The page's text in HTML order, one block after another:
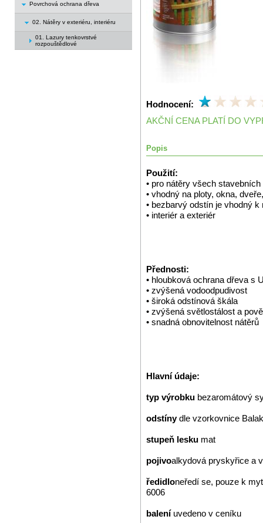
Povrchová ochrana dřeva
02. Nátěry v exteriéru, interiéru
01. Lazury tenkovrstvé
rozpouštědlové
Hodnocení:
AKČNÍ CENA PLATÍ DO
Popis
Použití:
• pro nátěry všech
• vhodný na ploty, okna,
• bezbarvý odstín je vhodný
• interiér a exteriér
Přednosti:
• hloubková ochrana dřeva s
• zvýšená vodoodpudivost
• široká odstínová škála
• zvýšená světlostálost a
• snadná obnovitelnost nátěrů
Hlavní údaje:
typ výrobku bezaromátový
odstínydle vzorkovnice
stupeň lesku mat
pojivoalkydová pryskyřice a
ředidloneředí se, pouze k
6006
baleníuvedeno v ceníku